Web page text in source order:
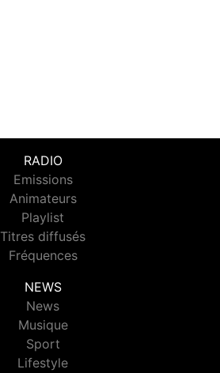
RADIO
Emissions
Animateurs
Playlist
Titres diffusés
Fréquences
NEWS
News
Musique
Sport
Lifestyle